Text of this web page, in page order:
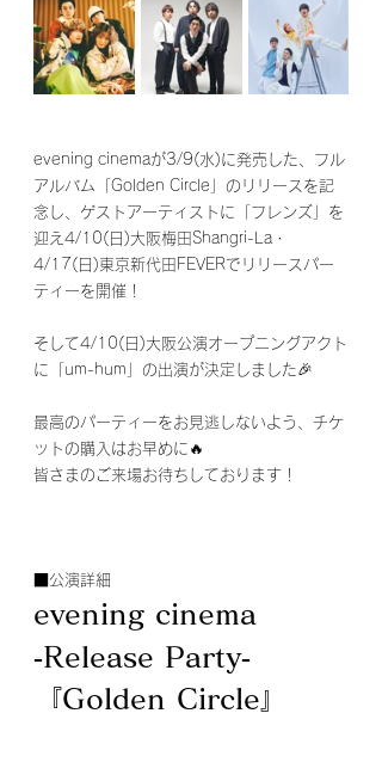
evening cinemaが3/9(水)に発売した、フル
アルバム「Golden Circle」のリリースを記
念し、ゲストアーティストに「フレンズ」を
迎え4/10(日)大阪梅田Shangri-La・
4/17(日)東京新代田FEVERでリリースパー
ティーを開催！
そして4/10(日)大阪公演オープニングアクト
に「um-hum」の出演が決定しました🎉
最高のパーティーをお見逃しないよう、チケ
ットの購入はお早めに🔥
皆さまのご来場お待ちしております！
■公演詳細
evening cinema
‐Release Party‐
『Golden Circle』